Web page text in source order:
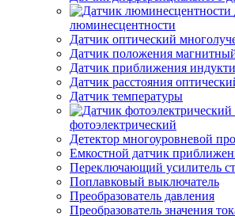
люминесцентности
Датчик оптический
Датчик положения
Датчик приближения
Датчик расстояния
Датчик температуры
фотоэлектрический
Детектор многоуровневой
Емкостной датчик
Переключающий усилитель
Поплавковый выключатель
Преобразователь давления
Преобразователь значения